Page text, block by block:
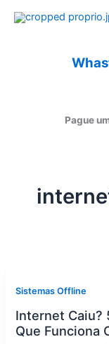
para
Pague
Sistemas Offline
Internet Caiu?
Que Funciona